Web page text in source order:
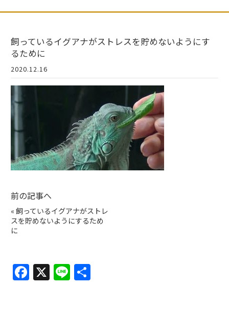
飼っているイグアナがストレスを貯めないようにす
るために
2020.12.16
前の記事へ
« 飼っているイグアナがストレ
スを貯めないようにするため
に
F X Li